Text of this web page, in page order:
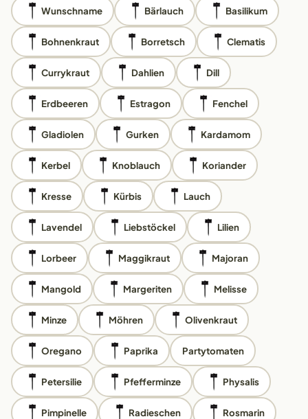
Wunschname Bärlauch Basilikum
Bohnenkraut Borretsch Clematis
Currykraut Dahlien Dill
Erdbeeren Estragon Fenchel
Gladiolen Gurken Kardamom
Kerbel Knoblauch Koriander
Kresse Kürbis Lauch
Lavendel Liebstöckel Lilien
Lorbeer Maggikraut Majoran
Mangold Margeriten Melisse
Minze Möhren Olivenkraut
Oregano Paprika Partytomaten
Petersilie Pfefferminze Physalis
Pimpinelle Radieschen Rosmarin